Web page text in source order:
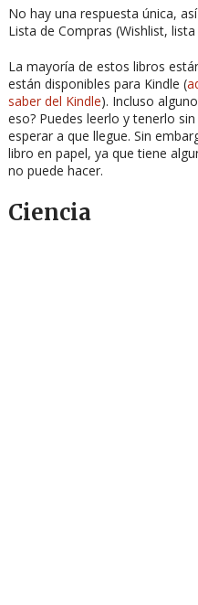
No hay una respuesta única,
Lista de Compras (Wishlist,
La mayoría de estos libros
están disponibles para Kindle (
saber del Kindle). Incluso
eso? Puedes leerlo y tenerlo
esperar a que llegue. Sin
libro en papel, ya que tiene
no puede hacer.
Ciencia